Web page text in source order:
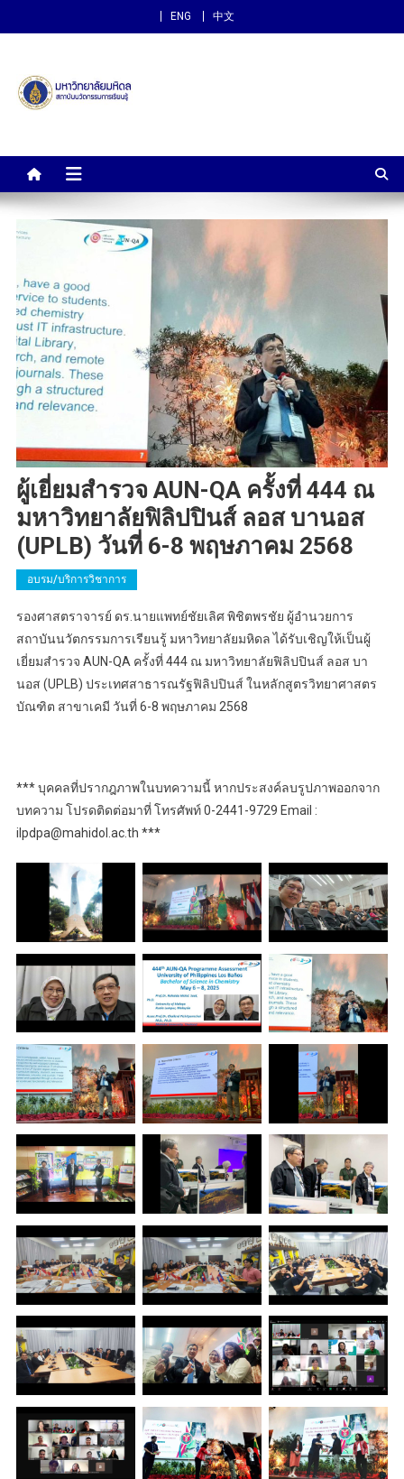
ENG 中文
สถาบันนวัตกรรมการเรียนรู้
ผู้เยี่ยมสำรวจ AUN-QA ครั้งที่ 444 ณ
มหาวิทยาลัยฟิลิปปินส์ ลอส บานอส
(UPLB) วันที่ 6-8 พฤษภาคม 2568
อบรม/บริการวิชาการ
รองศาสตราจารย์ ดร.นายแพทย์ชัยเลิศ พิชิตพรชัย ผู้อำนวยการ
สถาบันนวัตกรรมการเรียนรู้ มหาวิทยาลัยมหิดล ได้รับเชิญให้เป็นผู้
เยี่ยมสำรวจ AUN-QA ครั้งที่ 444 ณ มหาวิทยาลัยฟิลิปปินส์ ลอส บา
นอส (UPLB) ประเทศสาธารณรัฐฟิลิปปินส์ ในหลักสูตรวิทยาศาสตร
บัณฑิต สาขาเคมี วันที่ 6-8 พฤษภาคม 2568
*** บุคคลที่ปรากฎภาพในบทความนี้ หากประสงค์ลบรูปภาพออกจาก
บทความ โปรดติดต่อมาที่ โทรศัพท์ 0-2441-9729 Email :
ilpdpa@mahidol.ac.th ***